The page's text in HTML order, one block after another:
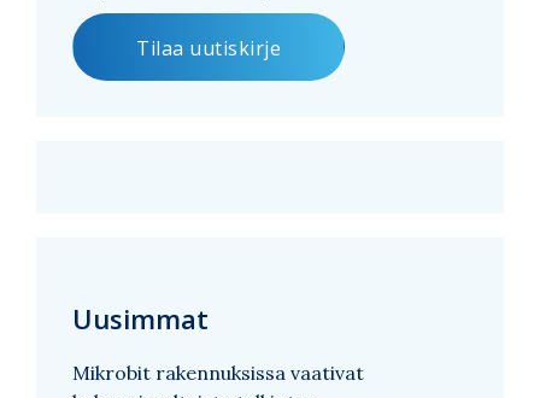
Uusimmat
Mikrobit rakennuksissa vaativat